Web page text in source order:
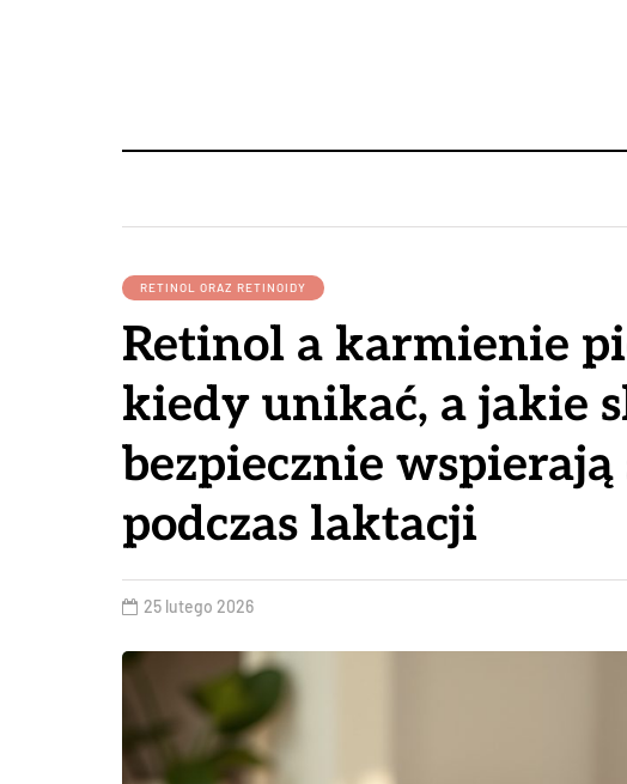
RETINOL ORAZ RETINOIDY
Retinol a karmienie
kiedy unikać, a jakie
bezpiecznie wspierają
podczas laktacji
25 lutego 2026